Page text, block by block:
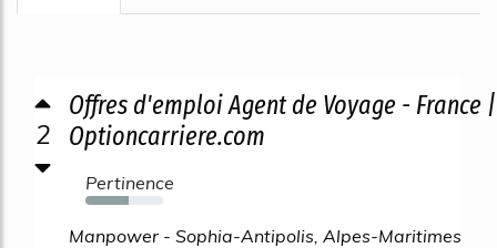
2
Offres d'emploi Agent de Voyage - France |
Optioncarriere.com
Pertinence
56%
Manpower - Sophia-Antipolis, Alpes-Maritimes